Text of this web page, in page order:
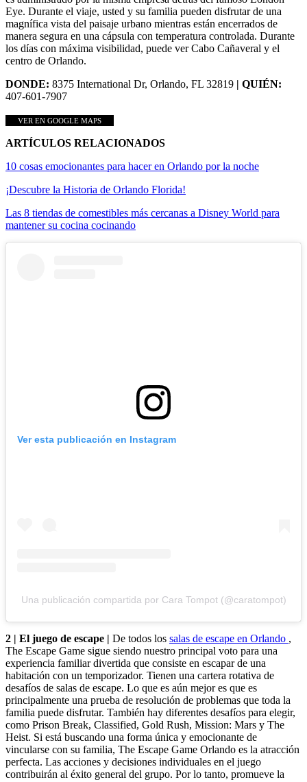
Eye. Durante el viaje, usted y su familia pueden disfrutar de una
magnífica vista del paisaje urbano mientras están encerrados de
manera segura en una cápsula con temperatura controlada. Durante
los días con máxima visibilidad, puede ver Cabo Cañaveral y el
centro de Orlando.
DONDE: 8375 International Dr, Orlando, FL 32819 | QUIÉN:
407-601-7907
VER EN GOOGLE MAPS
ARTÍCULOS RELACIONADOS
10 cosas emocionantes para hacer en Orlando por la noche
¡Descubre la Historia de Orlando Florida!
Las 8 tiendas de comestibles más cercanas a Disney World para
mantener su cocina cocinando
Ver esta publicación en Instagram
Una publicación compartida por Cara Tompot (@caratompot)
2 | El juego de escape | De todos los salas de escape en Orlando ,
The Escape Game sigue siendo nuestro principal voto para una
experiencia familiar divertida que consiste en escapar de una
habitación con un temporizador. Tienen una cartera rotativa de
desafíos de salas de escape. Lo que es aún mejor es que es
principalmente una prueba de resolución de problemas que toda la
familia puede disfrutar. También hay diferentes desafíos para elegir,
como Prison Break, Classified, Gold Rush, Mission: Mars y The
Heist. Si está buscando una forma única y emocionante de
vincularse con su familia, The Escape Game Orlando es la atracción
perfecta. Las acciones y decisiones individuales en el juego
contribuirán al éxito general del grupo. Por lo tanto, promueve la